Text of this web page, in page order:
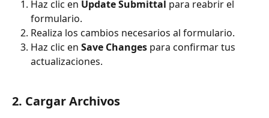
Haz clic en Update Submittal para reabrir el
formulario.
Realiza los cambios necesarios al formulario.
Haz clic en Save Changes para confirmar tus
actualizaciones.
2. Cargar Archivos